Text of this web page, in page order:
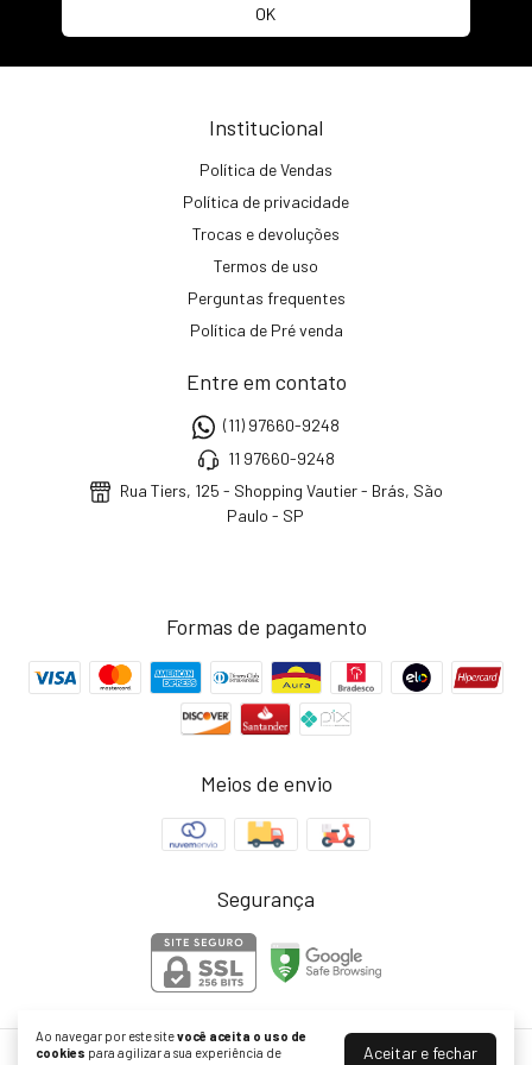
Ao navegar por este sitevocê aceita o uso de
cookies para agilizar a sua experiência de
Aceitar e fechar
Institucional
Política de Vendas
Política de privacidade
Trocas e devoluções
Termos de uso
Perguntas frequentes
Política de Pré venda
Entre em contato
(11) 97660-9248
11 97660-9248
Rua Tiers, 125 - Shopping Vautier - Brás, São
Paulo - SP
Formas de pagamento
Meios de envio
Segurança